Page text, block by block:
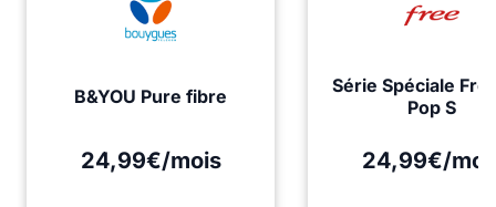
B&YOU Pure fibre
24,99€/mois
Série Spéciale
Pop S
24,99€/